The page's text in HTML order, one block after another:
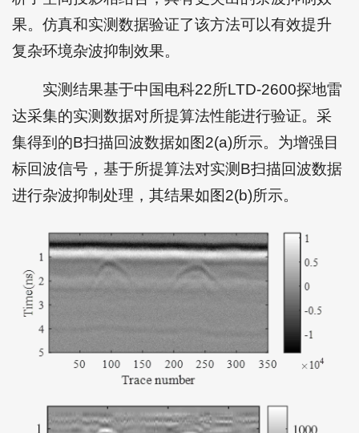
果。仿真和实测数据验证了该方法可以有效提升
复杂环境杂波抑制效果。
实测结果基于中国电科22所LTD-2600探地雷
达采集的实测数据对所提算法性能进行验证。采
集得到的B扫描回波数据如图2(a)所示。为增强目
标回波信号，基于所提算法对实测B扫描回波数据
进行杂波抑制处理，其结果如图2(b)所示。